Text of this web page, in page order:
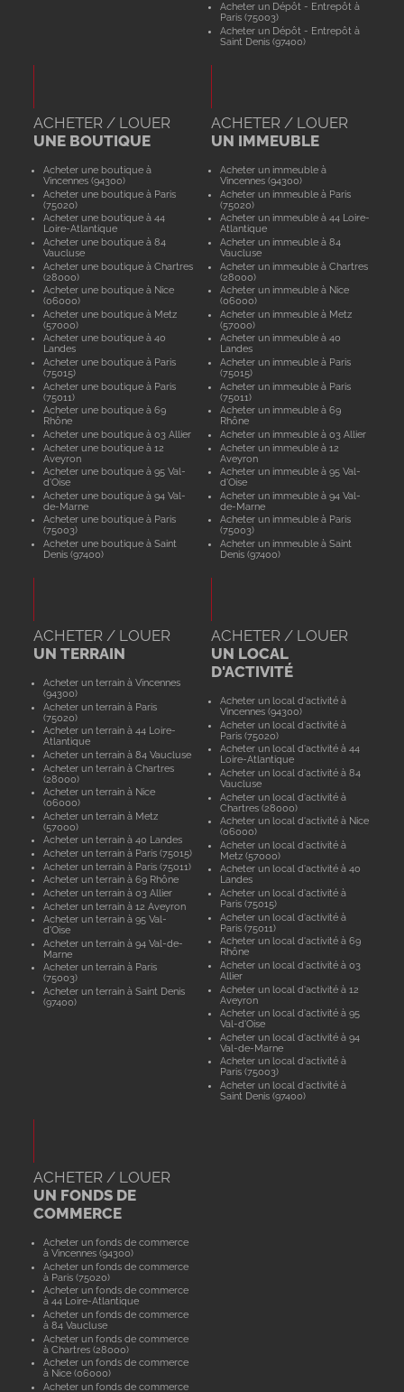
Acheter un Dépôt - Entrepôt à
Paris (75003)
Acheter un Dépôt - Entrepôt à
Saint Denis (97400)
ACHETER / LOUER
UNE BOUTIQUE
Acheter une boutique à
Vincennes (94300)
Acheter une boutique à Paris
(75020)
Acheter une boutique à 44
Loire-Atlantique
Acheter une boutique à 84
Vaucluse
Acheter une boutique à Chartres
(28000)
Acheter une boutique à Nice
(06000)
Acheter une boutique à Metz
(57000)
Acheter une boutique à 40
Landes
Acheter une boutique à Paris
(75015)
Acheter une boutique à Paris
(75011)
Acheter une boutique à 69
Rhône
Acheter une boutique à 03 Allier
Acheter une boutique à 12
Aveyron
Acheter une boutique à 95 Val-
d'Oise
Acheter une boutique à 94 Val-
de-Marne
Acheter une boutique à Paris
(75003)
Acheter une boutique à Saint
Denis (97400)
ACHETER / LOUER
UN IMMEUBLE
Acheter un immeuble à
Vincennes (94300)
Acheter un immeuble à Paris
(75020)
Acheter un immeuble à 44 Loire-
Atlantique
Acheter un immeuble à 84
Vaucluse
Acheter un immeuble à Chartres
(28000)
Acheter un immeuble à Nice
(06000)
Acheter un immeuble à Metz
(57000)
Acheter un immeuble à 40
Landes
Acheter un immeuble à Paris
(75015)
Acheter un immeuble à Paris
(75011)
Acheter un immeuble à 69
Rhône
Acheter un immeuble à 03 Allier
Acheter un immeuble à 12
Aveyron
Acheter un immeuble à 95 Val-
d'Oise
Acheter un immeuble à 94 Val-
de-Marne
Acheter un immeuble à Paris
(75003)
Acheter un immeuble à Saint
Denis (97400)
ACHETER / LOUER
UN TERRAIN
Acheter un terrain à Vincennes
(94300)
Acheter un terrain à Paris
(75020)
Acheter un terrain à 44 Loire-
Atlantique
Acheter un terrain à 84 Vaucluse
Acheter un terrain à Chartres
(28000)
Acheter un terrain à Nice
(06000)
Acheter un terrain à Metz
(57000)
Acheter un terrain à 40 Landes
Acheter un terrain à Paris (75015)
Acheter un terrain à Paris (75011)
Acheter un terrain à 69 Rhône
Acheter un terrain à 03 Allier
Acheter un terrain à 12 Aveyron
Acheter un terrain à 95 Val-
d'Oise
Acheter un terrain à 94 Val-de-
Marne
Acheter un terrain à Paris
(75003)
Acheter un terrain à Saint Denis
(97400)
ACHETER / LOUER
UN LOCAL
D'ACTIVITÉ
Acheter un local d'activité à
Vincennes (94300)
Acheter un local d'activité à
Paris (75020)
Acheter un local d'activité à 44
Loire-Atlantique
Acheter un local d'activité à 84
Vaucluse
Acheter un local d'activité à
Chartres (28000)
Acheter un local d'activité à Nice
(06000)
Acheter un local d'activité à
Metz (57000)
Acheter un local d'activité à 40
Landes
Acheter un local d'activité à
Paris (75015)
Acheter un local d'activité à
Paris (75011)
Acheter un local d'activité à 69
Rhône
Acheter un local d'activité à 03
Allier
Acheter un local d'activité à 12
Aveyron
Acheter un local d'activité à 95
Val-d'Oise
Acheter un local d'activité à 94
Val-de-Marne
Acheter un local d'activité à
Paris (75003)
Acheter un local d'activité à
Saint Denis (97400)
ACHETER / LOUER
UN FONDS DE
COMMERCE
Acheter un fonds de commerce
à Vincennes (94300)
Acheter un fonds de commerce
à Paris (75020)
Acheter un fonds de commerce
à 44 Loire-Atlantique
Acheter un fonds de commerce
à 84 Vaucluse
Acheter un fonds de commerce
à Chartres (28000)
Acheter un fonds de commerce
à Nice (06000)
Acheter un fonds de commerce